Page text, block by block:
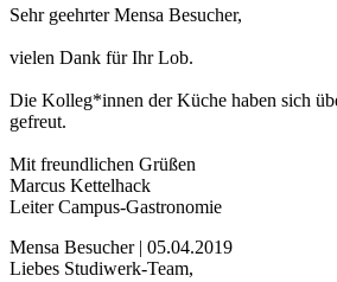
Sehr geehrter Mensa Besucher,
vielen Dank für Ihr Lob.
Die Kolleg*innen der Küche haben sich
gefreut.
Mit freundlichen Grüßen
Marcus Kettelhack
Leiter Campus-Gastronomie
Mensa Besucher | 05.04.2019
Liebes Studiwerk-Team,